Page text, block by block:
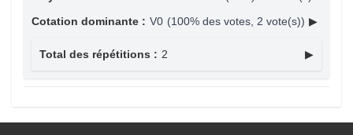
Cotation dominante : V0 (100% des votes, 2 vote(s)) ▶
Total des répétitions : 2 ▶